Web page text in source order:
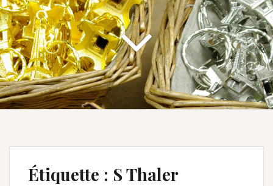
Étiquette : S Thaler